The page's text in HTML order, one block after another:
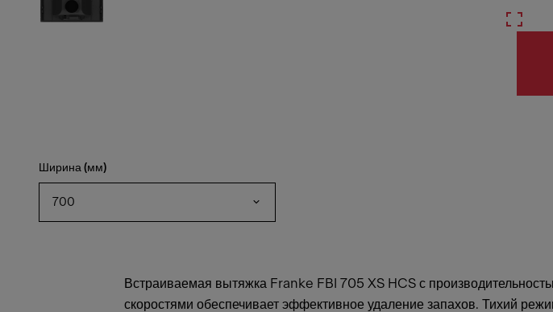
Ширина (мм)
700
Встраиваемая вытяжка Franke FBI 705 XS HCS с
скоростями обеспечивает эффективное удаление запахов. Тихий